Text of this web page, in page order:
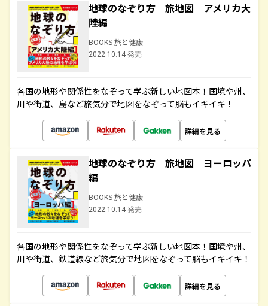
地球のなぞり方 旅地図 アメリカ大
陸編
BOOKS 旅と健康
2022.10.14 発売
各国の地形や関係性をなぞって学ぶ新しい地図本！国境や州、
川や街道、島など旅気分で地図をなぞって脳もイキイキ！
詳細を見る
地球のなぞり方 旅地図 ヨーロッパ
編
BOOKS 旅と健康
2022.10.14 発売
各国の地形や関係性をなぞって学ぶ新しい地図本！国境や州、
川や街道、鉄道線など旅気分で地図をなぞって脳もイキイキ！
詳細を見る